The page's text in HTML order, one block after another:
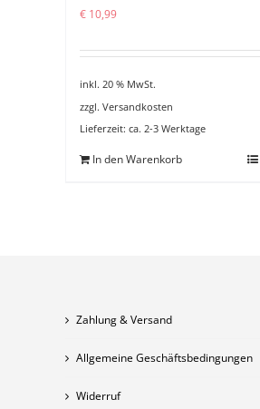
€ 10,99
inkl. 20 % MwSt.
zzgl. Versandkosten
Lieferzeit: ca. 2-3 Werktage
In den Warenkorb
Zahlung & Versand
Allgemeine Geschäftsbedingungen
Widerruf